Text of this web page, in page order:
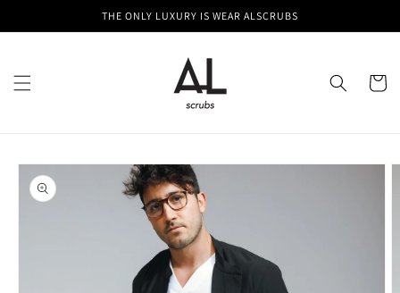
THE ONLY LUXURY IS WEAR ALSCRUBS
Cart
Skip to
product
information